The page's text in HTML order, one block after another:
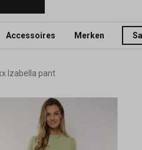
Accessoires Merken
Izabella pant